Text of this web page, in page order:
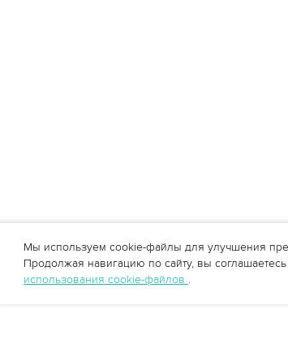
Мы используем cookie-файлы для улучшения
Продолжая навигацию по сайту, вы
использования cookie-файлов .